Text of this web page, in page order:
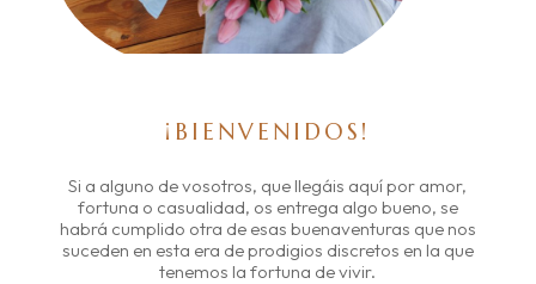
¡BIENVENIDOS!
Si a alguno de vosotros, que llegáis aquí por amor,
fortuna o casualidad, os entrega algo bueno, se
habrá cumplido otra de esas buenaventuras que nos
suceden en esta era de prodigios discretos en la que
tenemos la fortuna de vivir.